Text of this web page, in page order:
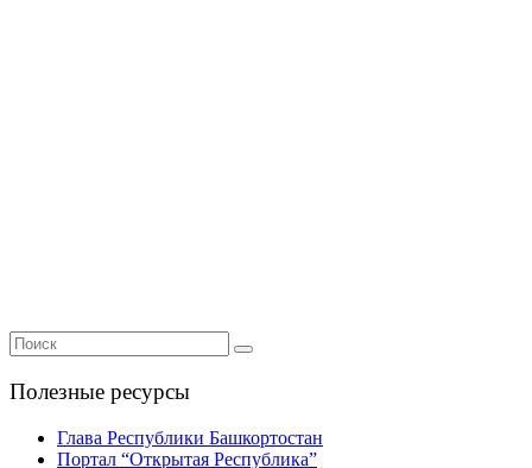
Полезные ресурсы
Глава Республики Башкортостан
Портал “Открытая Республика”